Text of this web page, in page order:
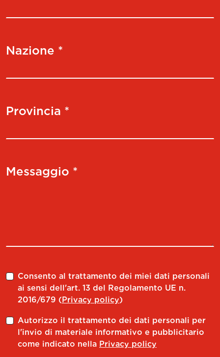
Nazione *
Provincia *
Messaggio *
Consento al trattamento dei miei dati personali
ai sensi dell'art. 13 del Regolamento UE n.
2016/679 (Privacy policy)
Autorizzo il trattamento dei dati personali per
l'invio di materiale informativo e pubblicitario
come indicato nella Privacy policy